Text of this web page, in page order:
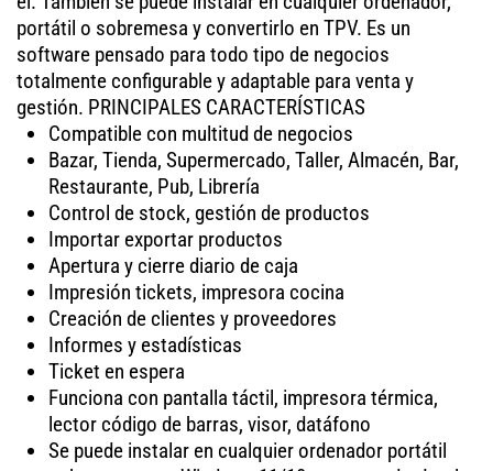
portátil o sobremesa y convertirlo en TPV. Es un
software pensado para todo tipo de negocios
totalmente configurable y adaptable para venta y
gestión. PRINCIPALES CARACTERÍSTICAS
Compatible con multitud de negocios
Bazar, Tienda, Supermercado, Taller, Almacén, Bar,
Restaurante, Pub, Librería
Control de stock, gestión de productos
Importar exportar productos
Apertura y cierre diario de caja
Impresión tickets, impresora cocina
Creación de clientes y proveedores
Informes y estadísticas
Ticket en espera
Funciona con pantalla táctil, impresora térmica,
lector código de barras, visor, datáfono
Se puede instalar en cualquier ordenador portátil